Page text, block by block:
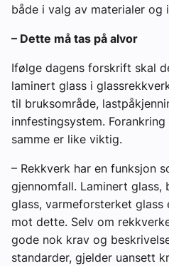
både i valg av materialer og
– Dette må tas på alvor
Ifølge dagens forskrift skal
laminert glass i
til bruksområde,
innfestingsystem.
samme er like viktig.
– Rekkverk har en funksjon
gjennomfall. Laminert glass,
glass, varmeforsterket glass
mot dette. Selv om
gode nok krav og
standarder, gjelder uansett